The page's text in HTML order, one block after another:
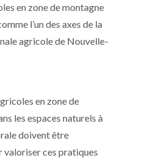
en zone de montagne
l’un des axes de la
agricole de Nouvelle-
en zone de
les espaces naturels à
doivent être
valoriser ces pratiques